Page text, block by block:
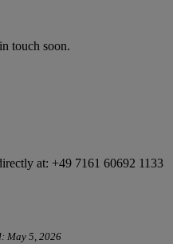
touch soon.
at: +49 7161 60692 1133
May 5, 2026